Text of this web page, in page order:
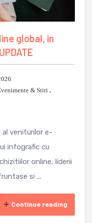
global, in
& Stiri,
al veniturilor e-
infografic cu
online, liderii
si ...
Continue reading